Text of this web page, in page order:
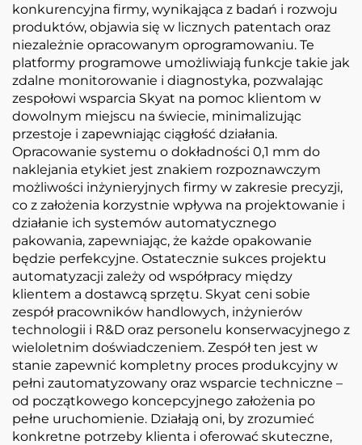
konkurencyjna firmy, wynikająca z badań i rozwoju
produktów, objawia się w licznych patentach oraz
niezależnie opracowanym oprogramowaniu. Te
platformy programowe umożliwiają funkcje takie jak
zdalne monitorowanie i diagnostyka, pozwalając
zespołowi wsparcia Skyat na pomoc klientom w
dowolnym miejscu na świecie, minimalizując
przestoje i zapewniając ciągłość działania.
Opracowanie systemu o dokładności 0,1 mm do
naklejania etykiet jest znakiem rozpoznawczym
możliwości inżynieryjnych firmy w zakresie precyzji,
co z założenia korzystnie wpływa na projektowanie i
działanie ich systemów automatycznego
pakowania, zapewniając, że każde opakowanie
będzie perfekcyjne. Ostatecznie sukces projektu
automatyzacji zależy od współpracy między
klientem a dostawcą sprzętu. Skyat ceni sobie
zespół pracowników handlowych, inżynierów
technologii i R&D oraz personelu konserwacyjnego z
wieloletnim doświadczeniem. Zespół ten jest w
stanie zapewnić kompletny proces produkcyjny w
pełni zautomatyzowany oraz wsparcie techniczne –
od początkowego koncepcyjnego założenia po
pełne uruchomienie. Działają oni, by zrozumieć
konkretne potrzeby klienta i oferować skuteczne,